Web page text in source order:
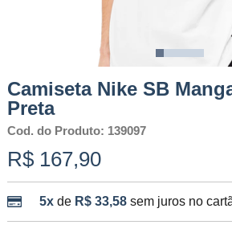
Camiseta Nike SB
Preta
Cod. do Produto: 139097
R$ 167,90
5xde R$ 33,58 sem juros no